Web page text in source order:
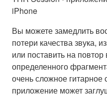
iPhone
Вы можете замедлить
потери качества звука,
или поставить на
определенного
очень сложное гитарное
приложение может